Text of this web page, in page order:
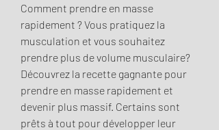
Comment prendre en masse
rapidement ? Vous pratiquez la
musculation et vous souhaitez
prendre plus de volume musculaire?
Découvrez la recette gagnante pour
prendre en masse rapidement et
devenir plus massif. Certains sont
prêts à tout pour développer leur